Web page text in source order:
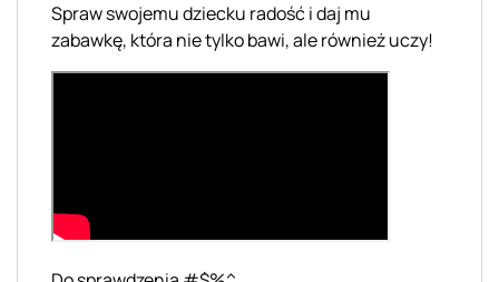
Spraw swojemu dziecku radość i daj mu
zabawkę, która nie tylko bawi, ale również uczy!